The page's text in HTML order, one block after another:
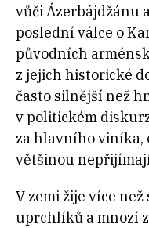
vůči Ázerbájdžánu
poslední válce o
původních
z jejich historické
často silnější než
v politickém
za hlavního
většinou
V zemi žije více
uprchlíků a mnozí